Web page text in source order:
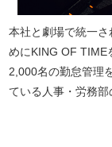
本社と劇場で統一
めにKING OF TIME
2,000名の勤怠管理
ている人事・労務部